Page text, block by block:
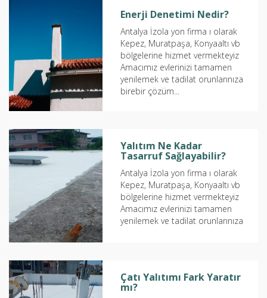
Enerji Denetimi Nedir?
Antalya İzola yon firma ı olarak
Kepez, Muratpaşa, Konyaaltı vb
bölgelerine hizmet vermekteyiz
Amacımız evlerinizi tamamen
yenilemek ve tadilat orunlarınıza
birebir çözüm...
Yalıtım Ne Kadar
Tasarruf Sağlayabilir?
Antalya İzola yon firma ı olarak
Kepez, Muratpaşa, Konyaaltı vb
bölgelerine hizmet vermekteyiz
Amacımız evlerinizi tamamen
yenilemek ve tadilat orunlarınıza
Çatı Yalıtımı Fark Yaratır
mı?